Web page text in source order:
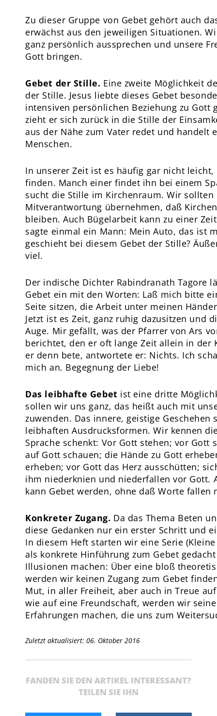
Zu dieser Gruppe von Gebet gehört auch
erwächst aus den jeweiligen Situationen.
ganz persönlich aussprechen und unsere
Gott bringen.
Gebet der Stille. Eine zweite Möglichkeit
der Stille. Jesus liebte dieses Gebet
intensiven persönlichen Beziehung zu Gott
zieht er sich zurück in die Stille der
aus der Nähe zum Vater redet und handelt
Menschen.
In unserer Zeit ist es häufig gar nicht leicht,
finden. Manch einer findet ihn bei einem
sucht die Stille im Kirchenraum. Wir
Mitverantwortung übernehmen, daß
bleiben. Auch Bügelarbeit kann zu einer
sagte einmal ein Mann: Mein Auto, das ist
geschieht bei diesem Gebet der Stille?
viel.
Der indische Dichter Rabindranath Tagore
Gebet ein mit den Worten: Laß mich bitte
Seite sitzen, die Arbeit unter meinen
Jetzt ist es Zeit, ganz ruhig dazusitzen und
Auge. Mir gefällt, was der Pfarrer von Ars
berichtet, den er oft lange Zeit allein in der
er denn bete, antwortete er: Nichts. Ich
mich an. Begegnung der Liebe!
Das leibhafte Gebet ist eine dritte
sollen wir uns ganz, das heißt auch mit
zuwenden. Das innere, geistige Geschehen
leibhaften Ausdrucksformen. Wir kennen
Sprache schenkt: Vor Gott stehen; vor Gott
auf Gott schauen; die Hände zu Gott
erheben; vor Gott das Herz ausschütten;
ihm niederknien und niederfallen vor Gott.
kann Gebet werden, ohne daß Worte fallen
Konkreter Zugang. Da das Thema Beten
diese Gedanken nur ein erster Schritt und
In diesem Heft starten wir eine Serie
als konkrete Hinführung zum Gebet
Illusionen machen: Über eine bloß
werden wir keinen Zugang zum Gebet
Mut, in aller Freiheit, aber auch in Treue
wie auf eine Freundschaft, werden wir
Erfahrungen machen, die uns zum
Zuletzt aktualisiert: 06. Oktober 2016
FANDEN SIE DEN ARTIKEL INTERESSANT?
TEILEN SIE IHN